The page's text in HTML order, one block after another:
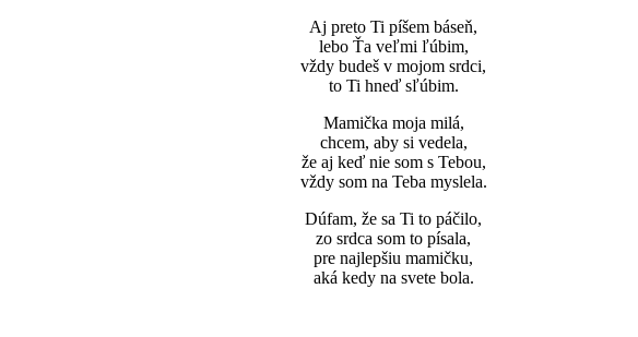
Aj preto Ti píšem báseň,
lebo Ťa veľmi ľúbim,
vždy budeš v mojom srdci,
to Ti hneď sľúbim.
Mamička moja milá,
chcem, aby si vedela,
že aj keď nie som s Tebou,
vždy som na Teba myslela.
Dúfam, že sa Ti to páčilo,
zo srdca som to písala,
pre najlepšiu mamičku,
aká kedy na svete bola.